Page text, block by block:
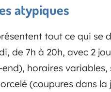
atypiques
tout ce qui se
de 7h à 20h, avec 2
horaires
(coupures dans la